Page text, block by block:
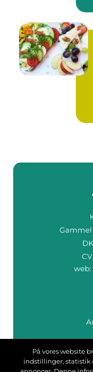
web:
På vores website
indstillinger, statistik